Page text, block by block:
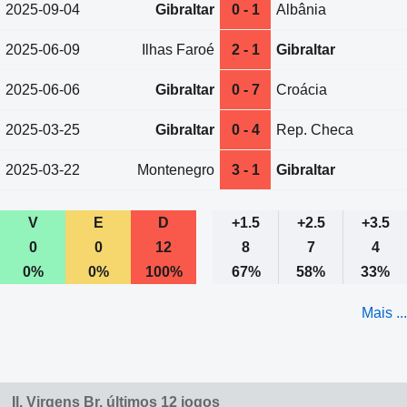
2025-09-04 Gibraltar 0 - 1 Albânia
2025-06-09 Ilhas Faroé 2 - 1 Gibraltar
2025-06-06 Gibraltar 0 - 7 Croácia
2025-03-25 Gibraltar 0 - 4 Rep. Checa
2025-03-22 Montenegro 3 - 1 Gibraltar
V E D +1.5 +2.5
+3.5
0
0 12 8 7
4
0%
0% 100% 67% 58% 33%
Mais ...
Il. Virgens Br. últimos 12 jogos